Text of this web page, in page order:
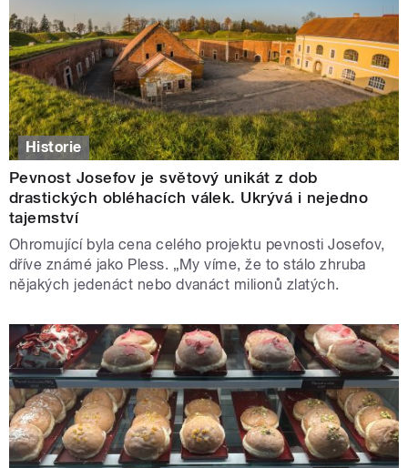
Historie
Pevnost Josefov je světový unikát z dob
drastických obléhacích válek. Ukrývá i nejedno
tajemství
Ohromující byla cena celého projektu pevnosti Josefov,
dříve známé jako Pless. „My víme, že to stálo zhruba
nějakých jedenáct nebo dvanáct milionů zlatých.